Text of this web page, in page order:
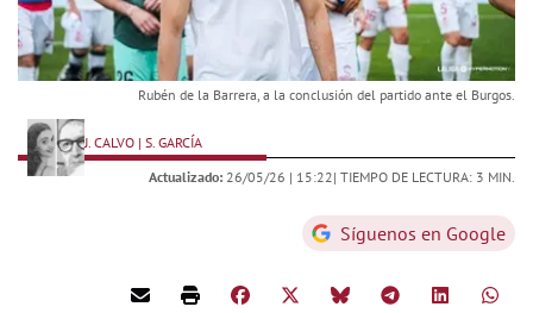
Rubén de la Barrera, a la conclusión del partido ante el Burgos.
J. CALVO | S. GARCÍA
Actualizado: 26/05/26 | 15:22| TIEMPO DE LECTURA: 3 MIN.
Síguenos en Google